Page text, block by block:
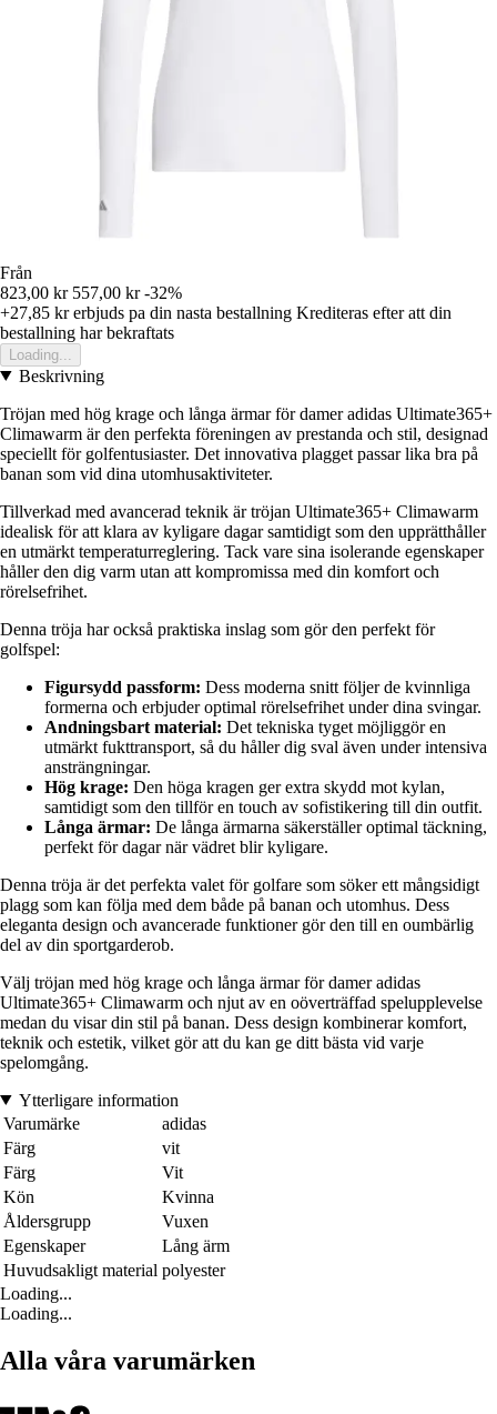
Från
823,00 kr 557,00 kr -32%
+27,85 krerbjuds pa din nasta bestallning Krediteras efter att din
bestallning har bekraftats
Loading...
Beskrivning
Tröjan med hög krage och långa ärmar för damer adidas Ultimate365+
Climawarm är den perfekta föreningen av prestanda och stil, designad
speciellt för golfentusiaster. Det innovativa plagget passar lika bra på
banan som vid dina utomhusaktiviteter.
Tillverkad med avancerad teknik är tröjan Ultimate365+ Climawarm
idealisk för att klara av kyligare dagar samtidigt som den upprätthåller
en utmärkt temperaturreglering. Tack vare sina isolerande egenskaper
håller den dig varm utan att kompromissa med din komfort och
rörelsefrihet.
Denna tröja har också praktiska inslag som gör den perfekt för
golfspel:
Figursydd passform: Dess moderna snitt följer de kvinnliga
formerna och erbjuder optimal rörelsefrihet under dina svingar.
Andningsbart material: Det tekniska tyget möjliggör en
utmärkt fukttransport, så du håller dig sval även under intensiva
ansträngningar.
Hög krage: Den höga kragen ger extra skydd mot kylan,
samtidigt som den tillför en touch av sofistikering till din outfit.
Långa ärmar: De långa ärmarna säkerställer optimal täckning,
perfekt för dagar när vädret blir kyligare.
Denna tröja är det perfekta valet för golfare som söker ett mångsidigt
plagg som kan följa med dem både på banan och utomhus. Dess
eleganta design och avancerade funktioner gör den till en oumbärlig
del av din sportgarderob.
Välj tröjan med hög krage och långa ärmar för damer adidas
Ultimate365+ Climawarm och njut av en oöverträffad spelupplevelse
medan du visar din stil på banan. Dess design kombinerar komfort,
teknik och estetik, vilket gör att du kan ge ditt bästa vid varje
spelomgång.
Ytterligare information
Varumärke
adidas
Färg
vit
Färg
Vit
Kön
Kvinna
Åldersgrupp
Vuxen
Egenskaper
Lång ärm
Huvudsakligt material polyester
Loading...
Loading...
Alla våra varumärken